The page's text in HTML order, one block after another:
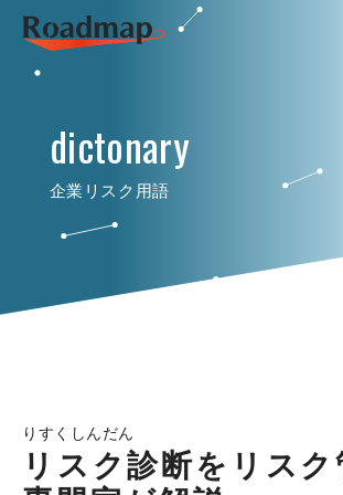
dictonary
企業リスク用語
りすくしんだん
リスク診断をリスク